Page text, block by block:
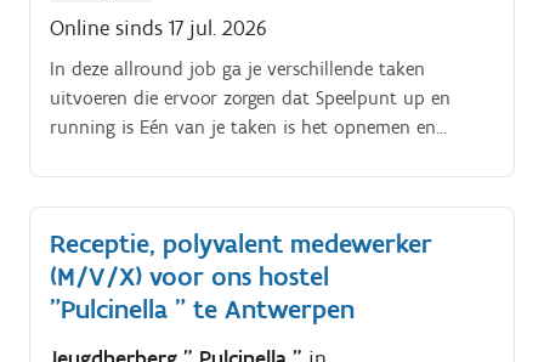
Online sinds 17 jul. 2026
In deze allround job ga je verschillende taken
uitvoeren die ervoor zorgen dat Speelpunt up en
running is Eén van je taken is het opnemen en
keuken Als proactieve medewerker ben je attent voor
de noden van de bezoeker en handel je klachten op
een respectvolle en effectieve manier af Ook sta je in
voor het onthaal van de bezoekers. Met een lach
verwelkom je elke klant en sta je ze te woord bij
Receptie, polyvalent medewerker
(M/V/X) voor ons hostel
"Pulcinella " te Antwerpen